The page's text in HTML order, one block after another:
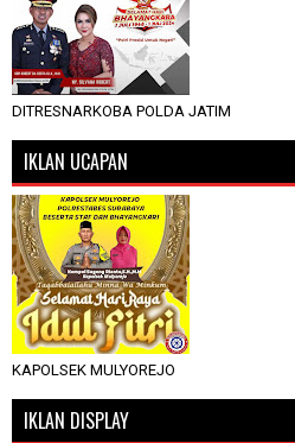
DITRESNARKOBA POLDA JATIM
IKLAN UCAPAN
KAPOLSEK MULYOREJO
IKLAN DISPLAY